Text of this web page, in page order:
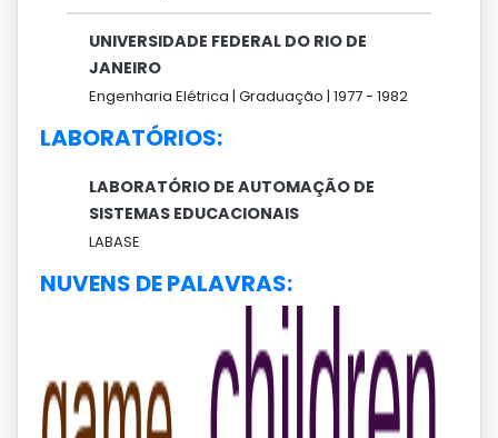
UNIVERSIDADE FEDERAL DO RIO DE
JANEIRO
Engenharia Elétrica | Graduação | 1977 - 1982
LABORATÓRIOS:
LABORATÓRIO DE AUTOMAÇÃO DE
SISTEMAS EDUCACIONAIS
LABASE
NUVENS DE PALAVRAS: